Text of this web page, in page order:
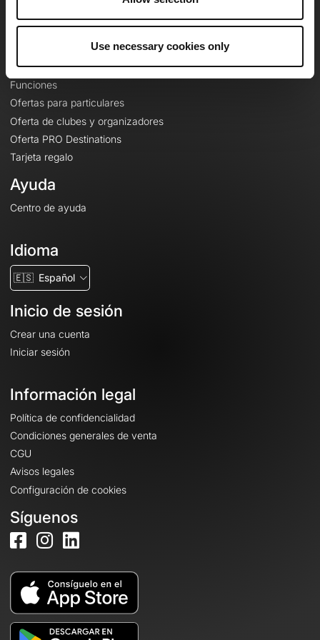
Use necessary cookies only
Le Mag'
Mapas base topográficos
Funciones
Ofertas para particulares
Oferta de clubes y organizadores
Oferta PRO Destinations
Tarjeta regalo
Ayuda
Centro de ayuda
Idioma
🇪🇸 Español
Inicio de sesión
Crear una cuenta
Iniciar sesión
Información legal
Política de confidencialidad
Condiciones generales de venta
CGU
Avisos legales
Configuración de cookies
Síguenos